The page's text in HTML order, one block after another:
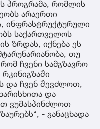
პროგრამა, რომლის
არაერთი
ინფრასტრუქტურული
საქართველოს
ზრდას, იქნება ეს
თუ
ჩვენი სამგზავრო
და ჩვენ შევძლოთ,
და
ვუმასპინძლოთ
- განაცხადა